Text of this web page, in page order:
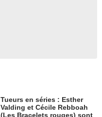
Tueurs en séries : Esther
Valding et Cécile Rebboah
(Les Bracelets rouges) sont